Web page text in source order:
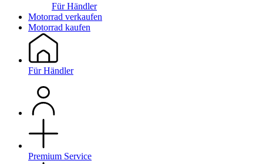
Für Händler
Motorrad verkaufen
Motorrad kaufen
Für Händler
Premium Service